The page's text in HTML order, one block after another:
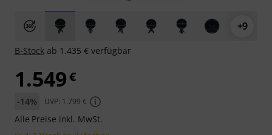
+9
B-Stock ab 1.435 € verfügbar
1.549€
-14% UVP: 1.799 €
Alle Preise inkl. MwSt.